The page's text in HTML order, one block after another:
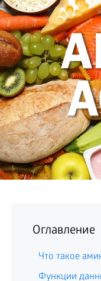
Оглавление
Что такое
Функции
КАК?
БИЗНЕС